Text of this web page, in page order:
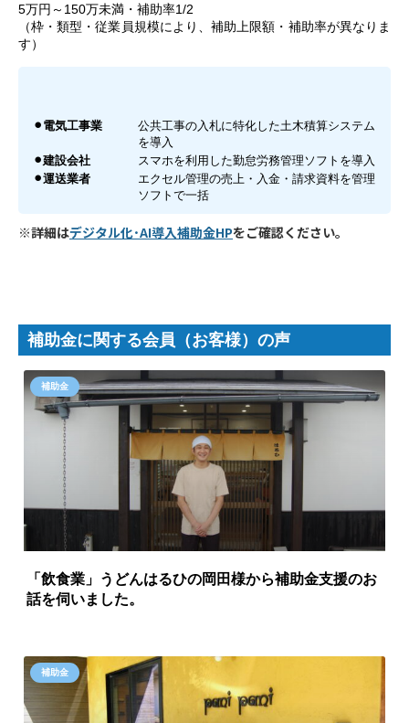
5万円～150万未満・補助率1/2
（枠・類型・従業員規模により、補助上限額・補助率が異なりま
す）
⚫︎ 電気工事業
公共工事の入札に特化した土木積算システム
を導入
⚫︎建設会社
スマホを利用した勤怠労務管理ソフトを導入
⚫︎運送業者
エクセル管理の売上・入金・請求資料を管理
ソフトで一括
※詳細はデジタル化･AI導入補助金HPをご確認ください。
補助金に関する会員（お客様）の声
補助金
「飲食業」うどんはるひの岡田様から補助金支援のお
話を伺いました。
補助金